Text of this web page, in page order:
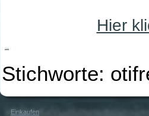
Hier
Stichworte:
Einkaufen